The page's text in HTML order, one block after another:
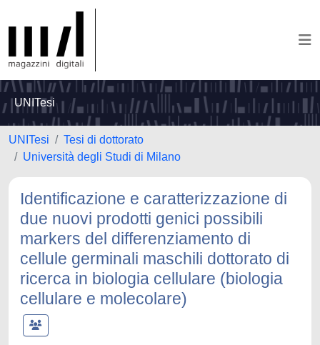
UNITesi
UNITesi
Tesi di dottorato
Università degli Studi di Milano
Identificazione e caratterizzazione di
due nuovi prodotti genici possibili
markers del differenziamento di
cellule germinali maschili dottorato di
ricerca in biologia cellulare (biologia
cellulare e molecolare)